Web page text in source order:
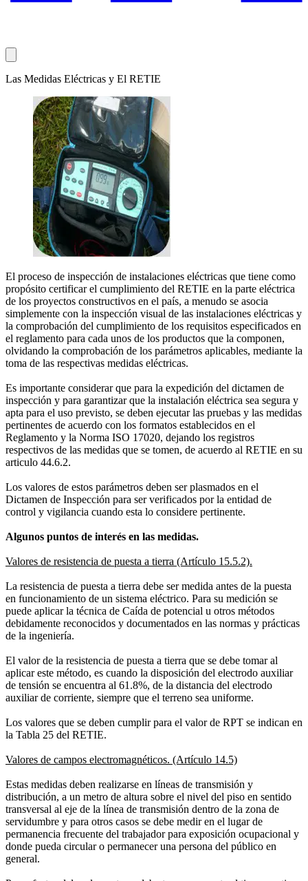
Las Medidas Eléctricas y El RETIE
El proceso de inspección de instalaciones eléctricas que tiene como
propósito certificar el cumplimiento del RETIE en la parte eléctrica
de los proyectos constructivos en el país, a menudo se asocia
simplemente con la inspección visual de las instalaciones eléctricas y
la comprobación del cumplimiento de los requisitos especificados en
el reglamento para cada unos de los productos que la componen,
olvidando la comprobación de los parámetros aplicables, mediante la
toma de las respectivas medidas eléctricas.
Es importante considerar que para la expedición del dictamen de
inspección y para garantizar que la instalación eléctrica sea segura y
apta para el uso previsto, se deben ejecutar las pruebas y las medidas
pertinentes de acuerdo con los formatos establecidos en el
Reglamento y la Norma ISO 17020, dejando los registros
respectivos de las medidas que se tomen, de acuerdo al RETIE en su
articulo 44.6.2.
Los valores de estos parámetros deben ser plasmados en el
Dictamen de Inspección para ser verificados por la entidad de
control y vigilancia cuando esta lo considere pertinente.
Algunos puntos de interés en las medidas.
Valores de resistencia de puesta a tierra (Artículo 15.5.2).
La resistencia de puesta a tierra debe ser medida antes de la puesta
en funcionamiento de un sistema eléctrico. Para su medición se
puede aplicar la técnica de Caída de potencial u otros métodos
debidamente reconocidos y documentados en las normas y prácticas
de la ingeniería.
El valor de la resistencia de puesta a tierra que se debe tomar al
aplicar este método, es cuando la disposición del electrodo auxiliar
de tensión se encuentra al 61.8%, de la distancia del electrodo
auxiliar de corriente, siempre que el terreno sea uniforme.
Los valores que se deben cumplir para el valor de RPT se indican en
la Tabla 25 del RETIE.
Valores de campos electromagnéticos. (Artículo 14.5)
Estas medidas deben realizarse en líneas de transmisión y
distribución, a un metro de altura sobre el nivel del piso en sentido
transversal al eje de la línea de transmisión dentro de la zona de
servidumbre y para otros casos se debe medir en el lugar de
permanencia frecuente del trabajador para exposición ocupacional y
donde pueda circular o permanecer una persona del público en
general.